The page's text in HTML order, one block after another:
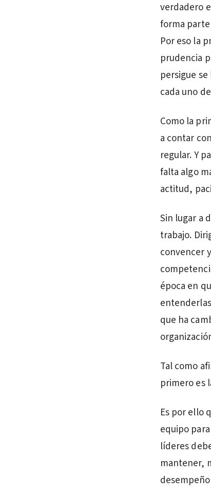
verdadero
forma
Por eso la
prudencia
persigue
cada uno
Como la
a contar
regular. Y
falta algo
actitud,
Sin lugar a
trabajo.
convencer
época en
que ha
Tal como
primero es
Es por ello
equipo
líderes
mantener,